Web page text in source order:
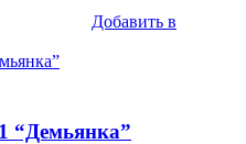
Добавить в
“Демьянка”